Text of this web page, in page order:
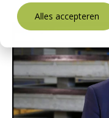
Alles accepteren
Downloads
Werken bij
Over Railcon®
Over Divicon®
Medewerkers
Historie
MVO
Contact Railcon®
Contact Divicon®
Openingstijden